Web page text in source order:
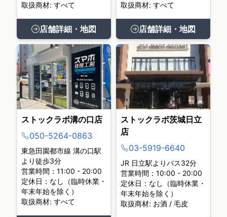
取扱商材: すべて
店舗詳細・地図
取扱商材: すべて
店舗詳細・地図
ストックラボ溝の口店
050-5264-0863
東急田園都市線 溝の口駅
より徒歩3分
営業時間：11:00 - 20:00
定休日：なし（臨時休業・
年末年始を除く）
取扱商材: すべて
ストックラボ茨城日立
店
03-5919-6640
JR 日立駅よりバス32分
営業時間：10:00 - 20:00
定休日：なし（臨時休業・
年末年始を除く）
取扱商材: お酒 / 毛皮